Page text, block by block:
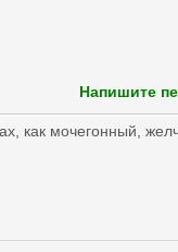
Напишите
как мочегонный,